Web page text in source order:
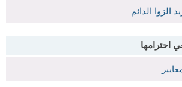
الزوا الدائم
احترامها